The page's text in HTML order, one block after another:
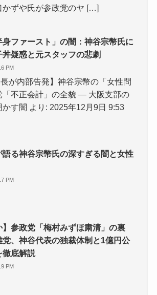
かずや氏が参政党のヤ […]
ファースト」の闇：神谷宗幣氏に
疑惑と元スタッフの悲劇
PM
が内部告発】神谷宗幣の「女性問
「不正会計」の全貌 — 大阪支部の
かす闇 より: 2025年12月9日 9:53
語る神谷宗幣氏の深すぎる闇と女性
PM
】参政党「梅村みずほ粛清」の裏
党、神谷代表の独裁体制と1億円公
徹底解説
PM